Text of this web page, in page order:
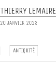
THIERRY LEMAIRE
20 JANVIER 2023
ANTIQUITÉ